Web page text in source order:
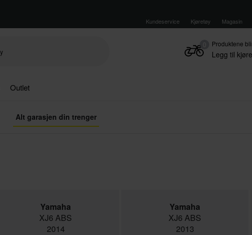
Kundeservice Kjøretøy Magasin
Produktene
Legg til
Outlet
Alt garasjen din trenger
Yamaha
XJ6 ABS
2014
Yamaha
XJ6 ABS
2013